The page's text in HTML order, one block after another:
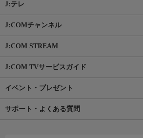
J:テレ
J:COMチャンネル
J:COM STREAM
J:COM TVサービスガイド
イベント・プレゼント
サポート・よくある質問